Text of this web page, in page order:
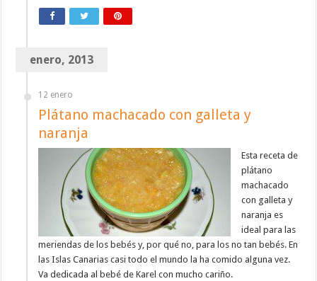
enero, 2013
12 enero
Plátano machacado con galleta y
naranja
Esta receta de
plátano
machacado
con galleta y
naranja es
ideal para las
meriendas de los bebés y, por qué no, para los no tan bebés. En
las Islas Canarias casi todo el mundo la ha comido alguna vez.
Va dedicada al bebé de Karel con mucho cariño.